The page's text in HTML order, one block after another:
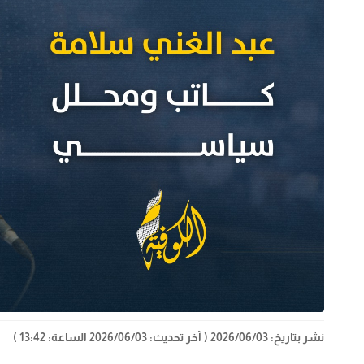
نشر بتاريخ: 2026/06/03 ( آخر تحديث: 2026/06/03 الساعة: 13:42 )